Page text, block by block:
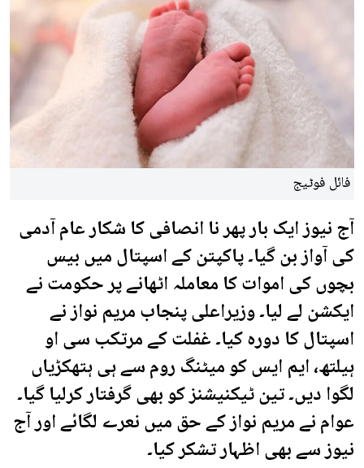
فائل فوٹیج
آج نیوز ایک بار پھر نا انصافی کا شکار عام آدمی
کی آواز بن گیا۔ پاکپتن کے اسپتال میں بیس
بچوں کی اموات کا معاملہ اٹھانے پر حکومت نے
ایکشن لے لیا۔ وزیراعلی پنجاب مریم نواز نے
اسپتال کا دورہ کیا۔ غفلت کے مرتکب سی او
ہیلتھ، ایم ایس کو میٹنگ روم سے ہی ہتھکڑیاں
لگوا دیں۔ تین ٹیکنیشنز کو بھی گرفتار کرلیا گیا۔
عوام نے مریم نواز کے حق میں نعرے لگائے اور آج
نیوز سے بھی اظہار تشکر کیا۔